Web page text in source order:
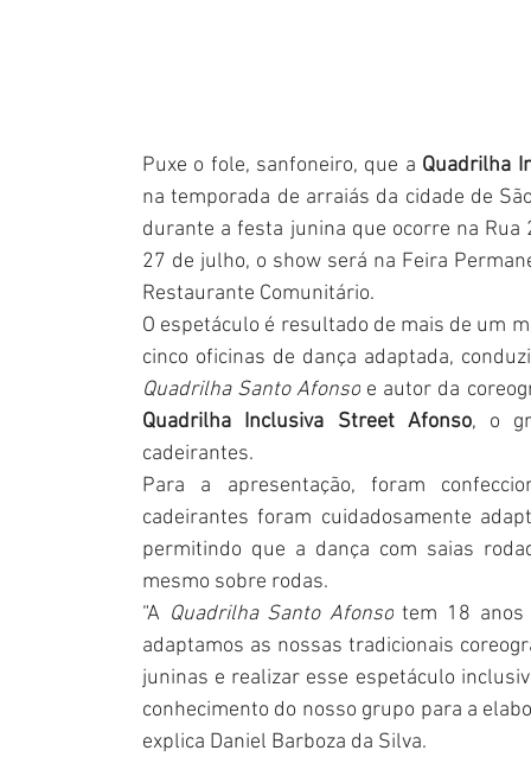
Puxe o fole, sanfoneiro, que a Quadrilha
na temporada de arraiás da cidade de
durante a festa junina que ocorre na
27 de julho, o show será na Feira
Restaurante Comunitário.
O espetáculo é resultado de mais de um
Quadrilha Santo Afonso
Quadrilha Inclusiva Street Afonso, o
cadeirantes.
Para a apresentação, foram
cadeirantes foram cuidadosamente
permitindo que a dança com saias
mesmo sobre rodas.
“A Quadrilha Santo Afonso tem 18 anos
adaptamos as nossas tradicionais
juninas e realizar esse espetáculo
conhecimento do nosso grupo para a
explica Daniel Barboza da Silva.